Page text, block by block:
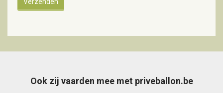
Ook zij vaarden mee met priveballon.be